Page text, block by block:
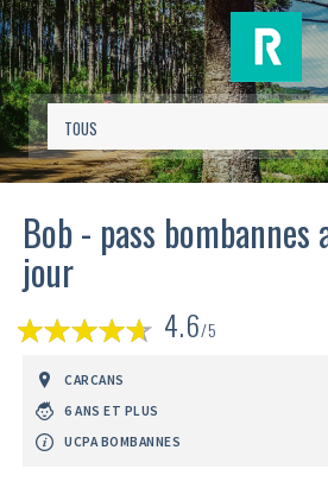
Bob - pass bombannes
jour
4.6/5
CARCANS
6 ANS ET PLUS
UCPA BOMBANNES